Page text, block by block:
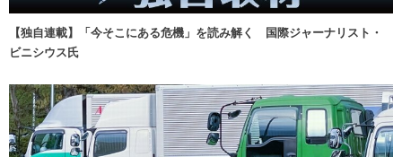
【独自連載】「今そこにある危機」を読み解く 国際ジャーナリスト・
ビニシウス氏